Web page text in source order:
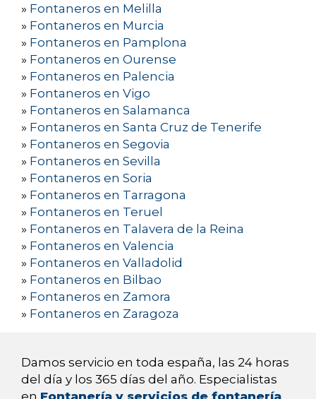
» Fontaneros en Melilla
» Fontaneros en Murcia
» Fontaneros en Pamplona
» Fontaneros en Ourense
» Fontaneros en Palencia
» Fontaneros en Vigo
» Fontaneros en Salamanca
» Fontaneros en Santa Cruz de Tenerife
» Fontaneros en Segovia
» Fontaneros en Sevilla
» Fontaneros en Soria
» Fontaneros en Tarragona
» Fontaneros en Teruel
» Fontaneros en Talavera de la Reina
» Fontaneros en Valencia
» Fontaneros en Valladolid
» Fontaneros en Bilbao
» Fontaneros en Zamora
» Fontaneros en Zaragoza
Damos servicio en toda españa, las 24 horas
del día y los 365 días del año. Especialistas